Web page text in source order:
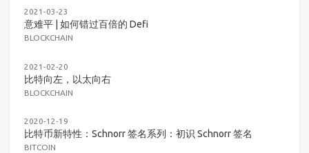
2021-03-23
意难平 | 如何错过百倍的 Defi
BLOCKCHAIN
2021-02-20
比特向左，以太向右
BLOCKCHAIN
2020-12-19
比特币新特性：Schnorr 签名系列：初识 Schnorr 签名
BITCOIN